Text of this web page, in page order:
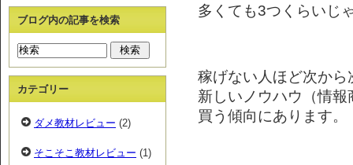
多くても3つくらいじ
稼げない人ほど次から
新しいノウハウ（情報
買う傾向にあります。
ブログ内の記事を検索
カテゴリー
ダメ教材レビュー (2)
そこそこ教材レビュー (1)